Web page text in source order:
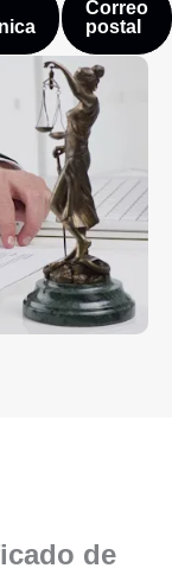
Correo
postal
de